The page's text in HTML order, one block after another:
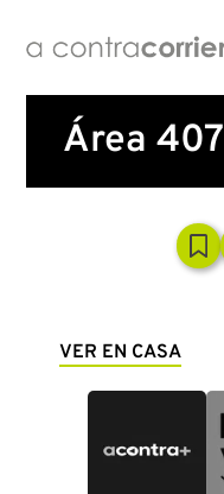
Área 407
VER EN CASA